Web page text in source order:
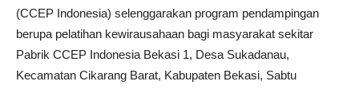
(CCEP Indonesia) selenggarakan program pendampingan
berupa pelatihan kewirausahaan bagi masyarakat sekitar
Pabrik CCEP Indonesia Bekasi 1, Desa Sukadanau,
Kecamatan Cikarang Barat, Kabupaten Bekasi, Sabtu